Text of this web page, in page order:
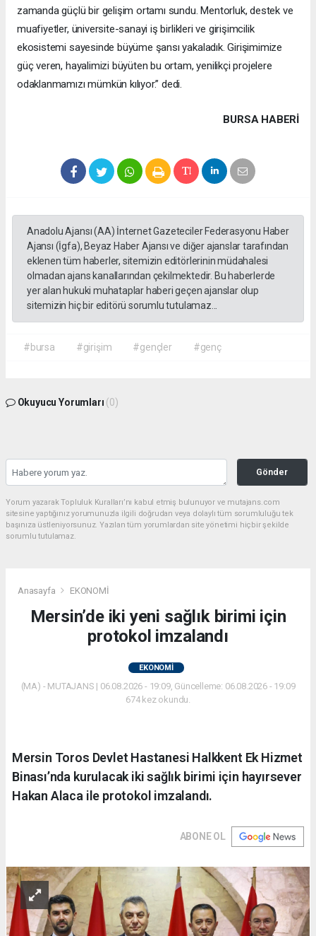
zamanda güçlü bir gelişim ortamı sundu. Mentorluk, destek ve
muafiyetler, üniversite-sanayi iş birlikleri ve girişimcilik
ekosistemi sayesinde büyüme şansı yakaladık. Girişimimize
güç veren, hayalimizi büyüten bu ortam, yenilikçi projelere
odaklanmamızı mümkün kılıyor.” dedi.
BURSA HABERİ
Anadolu Ajansı (AA) İnternet Gazeteciler Federasyonu Haber
Ajansı (İgfa), Beyaz Haber Ajansı ve diğer ajanslar tarafından
eklenen tüm haberler, sitemizin editörlerinin müdahalesi
olmadan ajans kanallarından çekilmektedir. Bu haberlerde
yer alan hukuki muhataplar haberi geçen ajanslar olup
sitemizin hiç bir editörü sorumlu tutulamaz...
#bursa #girişim #gençler #genç
Okuyucu Yorumları (0)
Gönder
Yorum yazarak Topluluk Kuralları’nı kabul etmiş bulunuyor ve mutajans.com
sitesine yaptığınız yorumunuzla ilgili doğrudan veya dolaylı tüm sorumluluğu tek
başınıza üstleniyorsunuz. Yazılan tüm yorumlardan site yönetimi hiçbir şekilde
sorumlu tutulamaz.
Anasayfa EKONOMİ
Mersin’de iki yeni sağlık birimi için
protokol imzalandı
EKONOMİ
(MA) - MUTAJANS | 06.08.2026 - 19:09, Güncelleme: 06.08.2026 - 19:09
674 kez okundu.
Mersin Toros Devlet Hastanesi Halkkent Ek Hizmet
Binası’nda kurulacak iki sağlık birimi için hayırsever
Hakan Alaca ile protokol imzalandı.
ABONE OL